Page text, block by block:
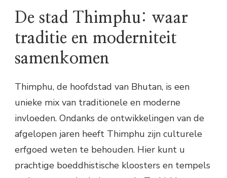
De stad Thimphu: waar
traditie en moderniteit
samenkomen
Thimphu, de hoofdstad van Bhutan, is een
unieke mix van traditionele en moderne
invloeden. Ondanks de ontwikkelingen van de
afgelopen jaren heeft Thimphu zijn culturele
erfgoed weten te behouden. Hier kunt u
prachtige boeddhistische kloosters en tempels